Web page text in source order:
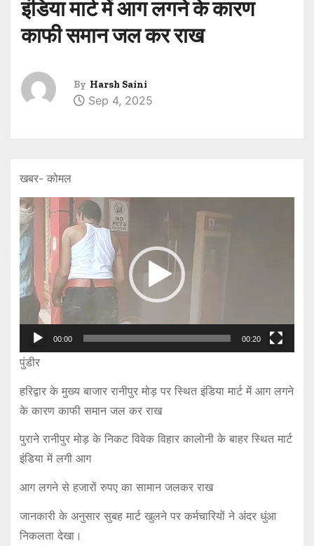
इंडिया मार्ट में आग लगने के कारण
काफी समान जल कर राख
By Harsh Saini
Sep 4, 2025
खबर- कोमल
V
i
d
e
o
l
y
r
00:00 00:20
पुंडीर
हरिद्वार के मुख्य बाजार रानीपुर मोड़ पर स्थित इंडिया मार्ट में आग लगने
के कारण काफी समान जल कर राख
पुराने रानीपुर मोड़ के निकट विवेक विहार कालोनी के बाहर स्थित मार्ट
इंडिया में लगी आग
आग लगने से हजारों रुपए का सामान जलकर राख
जानकारी के अनुसार सुबह मार्ट खुलने पर कर्मचारियों ने अंदर धुंआ
निकलता देखा।